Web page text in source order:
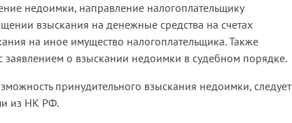
недоимки, направление налогоплательщику
взыскания на денежные средства на счетах
на иное имущество налогоплательщика. Также
о взыскании недоимки в судебном порядке.
принудительного взыскания недоимки, следует
из НК РФ.